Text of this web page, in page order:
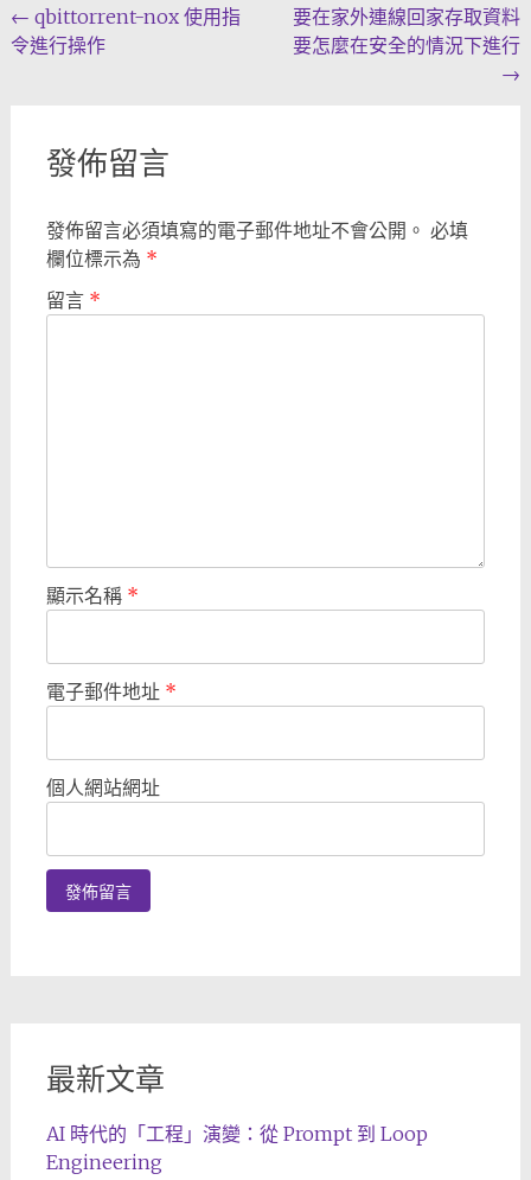
Post
navigation
← qbittorrent-nox 使用指
令進行操作
要在家外連線回家存取資料
要怎麼在安全的情況下進行
→
發佈留言
發佈留言必須填寫的電子郵件地址不會公開。 必填
欄位標示為 *
留言 *
顯示名稱 *
電子郵件地址 *
個人網站網址
最新文章
AI 時代的「工程」演變：從 Prompt 到 Loop
Engineering